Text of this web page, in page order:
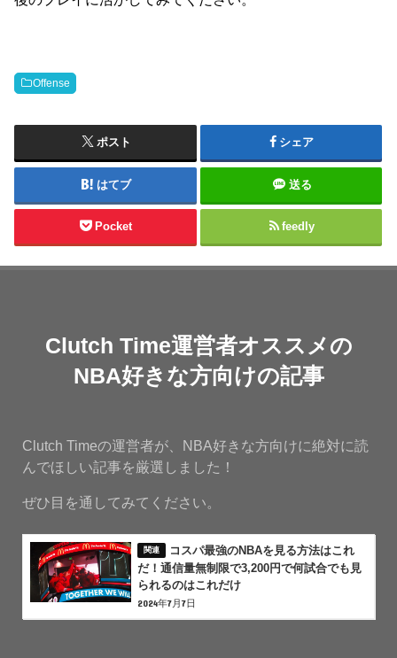
Offense
ポスト シェア
はてブ 送る
Pocket feedly
Clutch Time運営者オススメの
NBA好きな方向けの記事
Clutch Timeの運営者が、NBA好きな方向けに絶対に読
んでほしい記事を厳選しました！
ぜひ目を通してみてください。
コスパ最強のNBAを見る方法はこれ
だ！通信量無制限で3,200円で何試合でも見
られるのはこれだけ
2024年7月7日